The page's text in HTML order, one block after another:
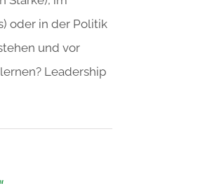
oder in der Politik
und vor
Leadership